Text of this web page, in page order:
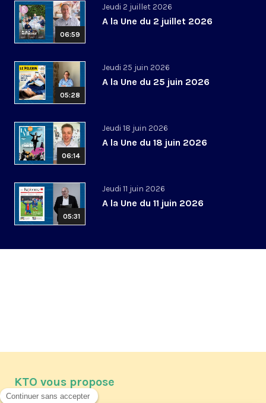
06:59
Jeudi 2 juillet 2026
A la Une du 2 juillet 2026
05:28
Jeudi 25 juin 2026
A la Une du 25 juin 2026
06:14
Jeudi 18 juin 2026
A la Une du 18 juin 2026
05:31
Jeudi 11 juin 2026
A la Une du 11 juin 2026
KTO vous propose